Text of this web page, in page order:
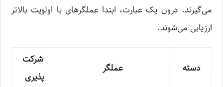
می‌گیرند. درون یک عبارت، ابتدا عملگرهای با اولویت بالاتر
ارزیابی می‌شوند.
دسته عملگر
شرکت
پذیری